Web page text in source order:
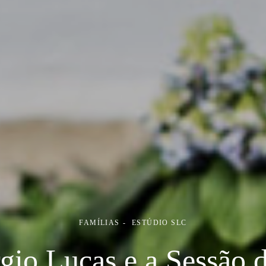
FAMÍLIAS ESTÚDIO SLC